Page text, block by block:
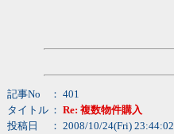
記事No
： 401
タイトル ： Re: 複数物件購入
投稿日
： 2008/10/24(Fri) 23:44:02